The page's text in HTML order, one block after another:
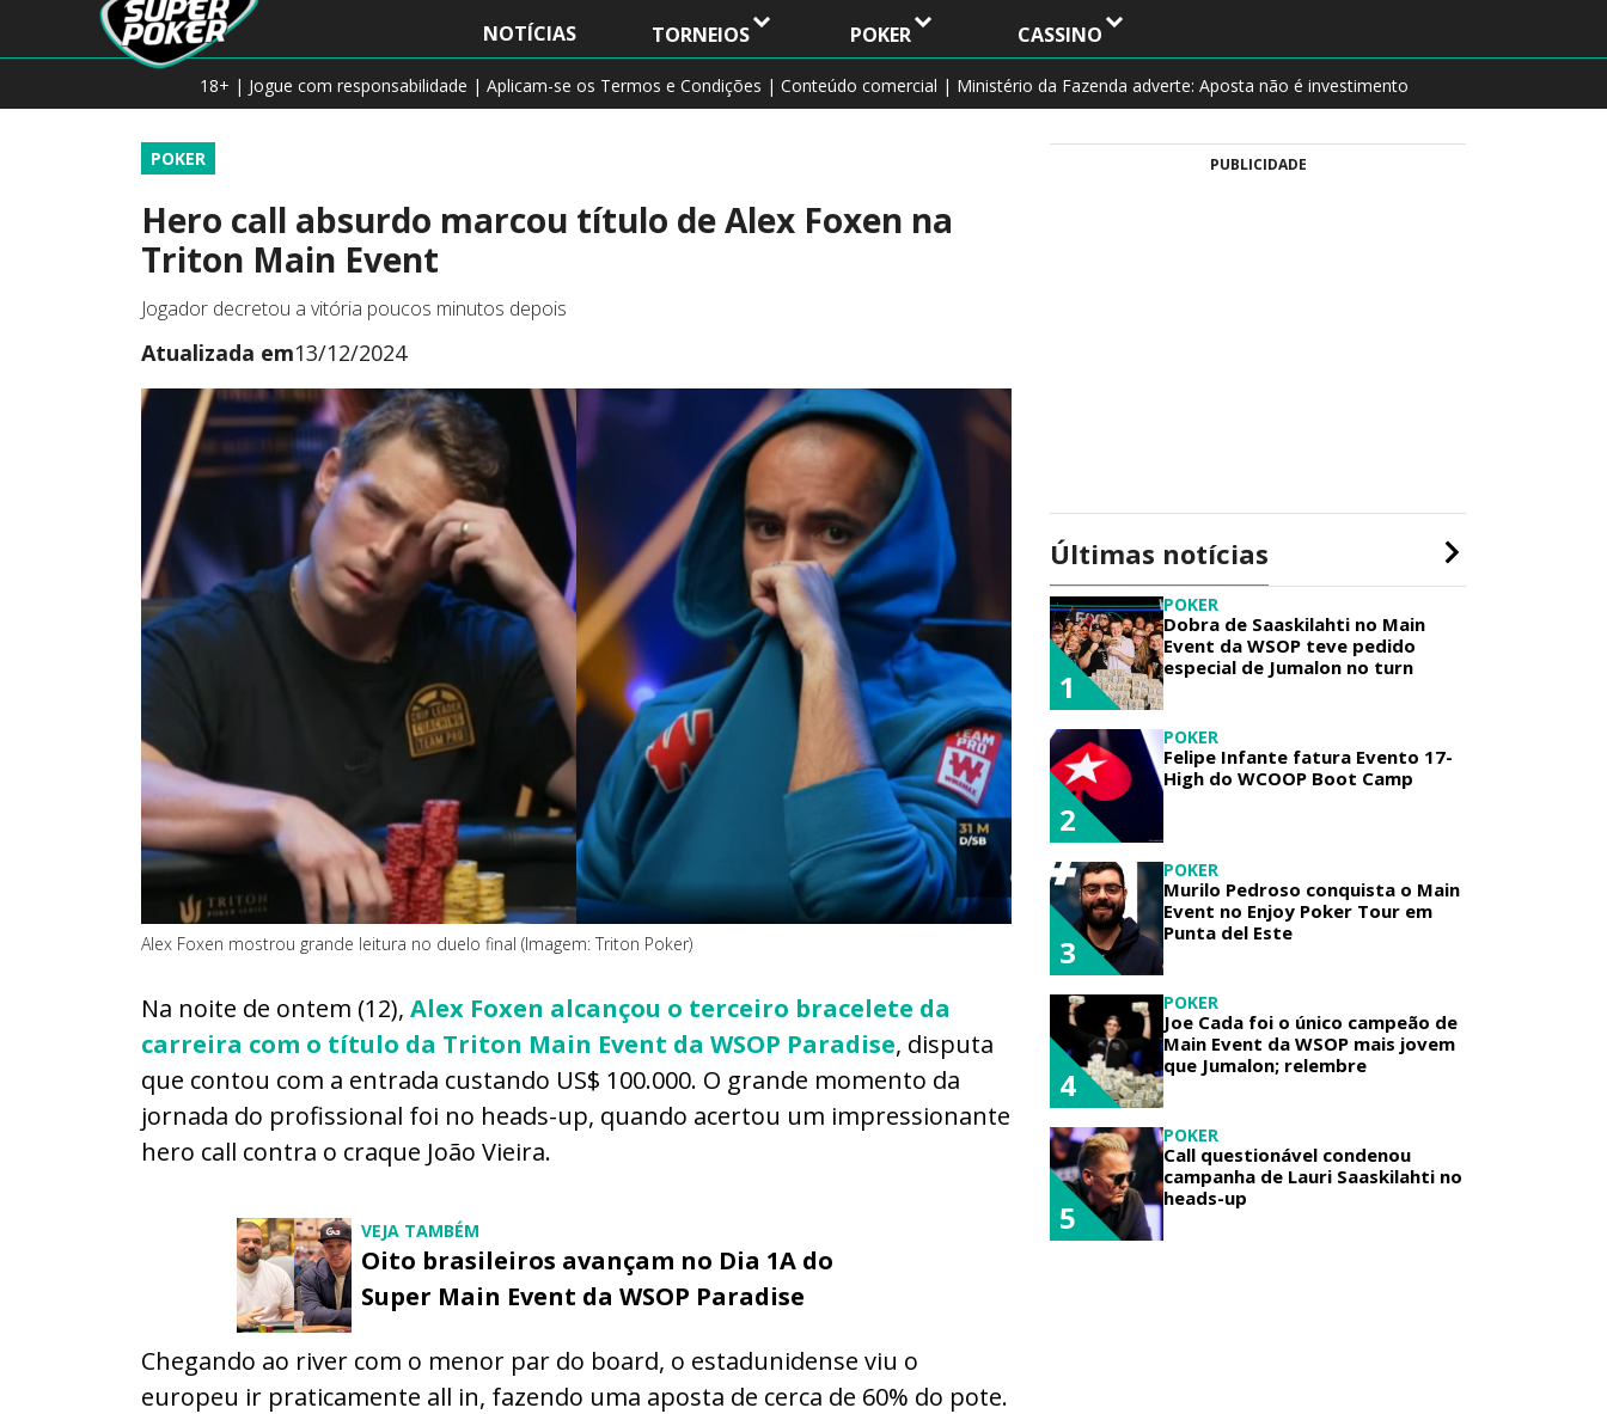
NOTÍCIAS TORNEIOS POKER CASSINO
18+ | Jogue com responsabilidade | Aplicam-se os Termos e Condições | Conteúdo comercial | Ministério da Fazenda adverte: Aposta não é investimento
POKER
Hero call absurdo marcou título de Alex Foxen na
Triton Main Event
Jogador decretou a vitória poucos minutos depois
Atualizada em13/12/2024
Alex Foxen mostrou grande leitura no duelo final (Imagem: Triton Poker)
Na noite de ontem (12), Alex Foxen alcançou o terceiro bracelete da
carreira com o título da Triton Main Event da WSOP Paradise, disputa
que contou com a entrada custando US$ 100.000. O grande momento da
jornada do profissional foi no heads-up, quando acertou um impressionante
hero call contra o craque João Vieira.
VEJA TAMBÉM
Oito brasileiros avançam no Dia 1A do
Super Main Event da WSOP Paradise
Chegando ao river com o menor par do board, o estadunidense viu o
europeu ir praticamente all in, fazendo uma aposta de cerca de 60% do pote.
PUBLICIDADE
Últimas notícias
POKER
Dobra de Saaskilahti no Main
Event da WSOP teve pedido
especial de Jumalon no turn
1
POKER
Felipe Infante fatura Evento 17-
High do WCOOP Boot Camp
2
POKER
Murilo Pedroso conquista o Main
Event no Enjoy Poker Tour em
Punta del Este
3
POKER
Joe Cada foi o único campeão de
Main Event da WSOP mais jovem
que Jumalon; relembre
4
POKER
Call questionável condenou
campanha de Lauri Saaskilahti no
heads-up
5